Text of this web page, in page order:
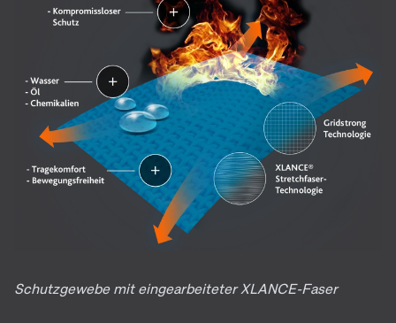
Schutzgewebe mit eingearbeiteter XLANCE-Faser